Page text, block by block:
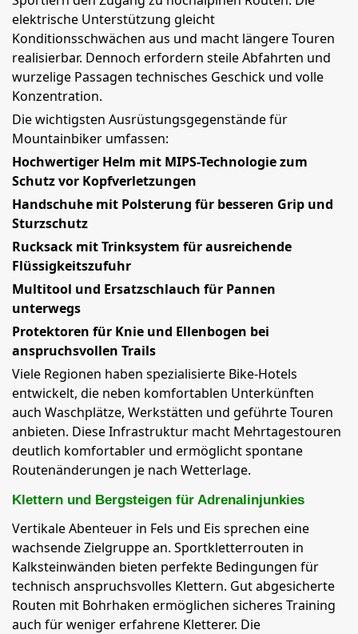
elektrische Unterstützung gleicht
Konditionsschwächen aus und macht längere Touren
realisierbar. Dennoch erfordern steile Abfahrten und
wurzelige Passagen technisches Geschick und volle
Konzentration.
Die wichtigsten Ausrüstungsgegenstände für
Mountainbiker umfassen:
Hochwertiger Helm mit MIPS-Technologie zum
Schutz vor Kopfverletzungen
Handschuhe mit Polsterung für besseren Grip und
Sturzschutz
Rucksack mit Trinksystem für ausreichende
Flüssigkeitszufuhr
Multitool und Ersatzschlauch für Pannen
unterwegs
Protektoren für Knie und Ellenbogen bei
anspruchsvollen Trails
Viele Regionen haben spezialisierte Bike-Hotels
entwickelt, die neben komfortablen Unterkünften
auch Waschplätze, Werkstätten und geführte Touren
anbieten. Diese Infrastruktur macht Mehrtagestouren
deutlich komfortabler und ermöglicht spontane
Routenänderungen je nach Wetterlage.
Klettern und Bergsteigen für Adrenalinjunkies
Vertikale Abenteuer in Fels und Eis sprechen eine
wachsende Zielgruppe an. Sportkletterrouten in
Kalksteinwänden bieten perfekte Bedingungen für
technisch anspruchsvolles Klettern. Gut abgesicherte
Routen mit Bohrhaken ermöglichen sicheres Training
auch für weniger erfahrene Kletterer. Die